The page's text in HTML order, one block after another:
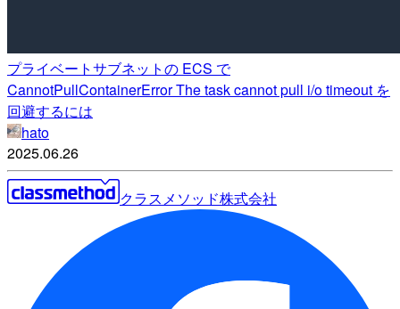
プライベートサブネットの ECS で
CannotPullContainerError The task cannot pull i/o timeout を
回避するには
hato
2025.06.26
クラスメソッド株式会社